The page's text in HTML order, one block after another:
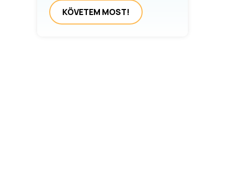
KÖVETEM MOST!